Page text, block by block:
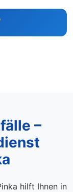
–
hilft Ihnen in